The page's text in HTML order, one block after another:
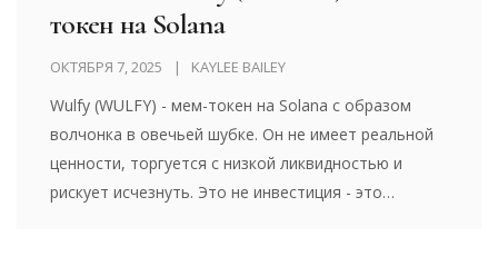
токен на Solana
ОКТЯБРЯ 7, 2025 KAYLEE BAILEY
Wulfy (WULFY) - мем-токен на Solana с образом
волчонка в овечьей шубке. Он не имеет реальной
ценности, торгуется с низкой ликвидностью и
рискует исчезнуть. Это не инвестиция - это